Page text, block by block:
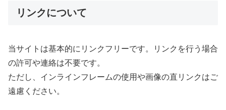
リンクについて
当サイトは基本的にリンクフリーです。リンクを行う場合
の許可や連絡は不要です。
ただし、インラインフレームの使用や画像の直リンクはご
遠慮ください。